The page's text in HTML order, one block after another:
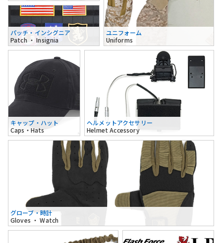
パッチ・インシグニア
Patch ・ Insignia
ユニフォーム
Uniforms
キャップ・ハット
Caps・Hats
ヘルメットアクセサリー
Helmet Accessory
グローブ・時計
Gloves ・ Watch